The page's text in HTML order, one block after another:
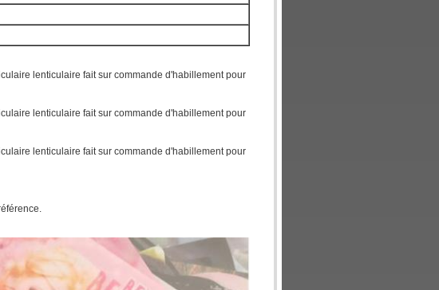
lenticulaire fait sur commande d'habillement pour
lenticulaire fait sur commande d'habillement pour
lenticulaire fait sur commande d'habillement pour